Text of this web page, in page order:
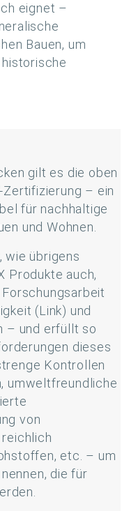
eignet –
Bauen, um
gilt es die oben
-Zertifizierung – ein
für nachhaltige
und Wohnen.
wie übrigens
Produkte auch,
(Link) und
– und erfüllt so
dieses
Kontrollen
umweltfreundliche
von
etc. – um
die für